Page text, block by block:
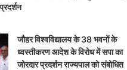
जौहर विश्वविद्यालय के 38 भवनों के
ध्वस्तीकरण आदेश के विरोध में सपा का
जोरदार प्रदर्शन राज्यपाल को संबोधित